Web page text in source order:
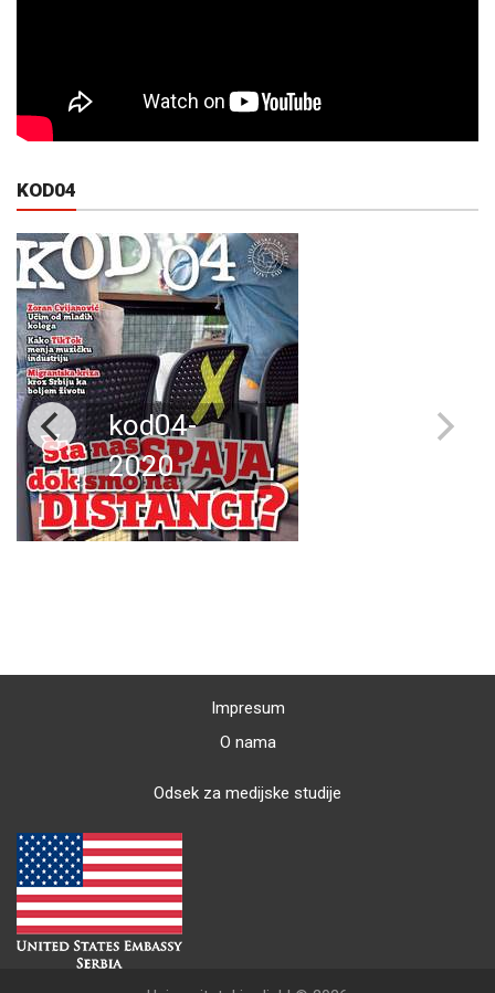
KOD04
kod04-
2020
Impresum
O nama
Odsek za medijske studije